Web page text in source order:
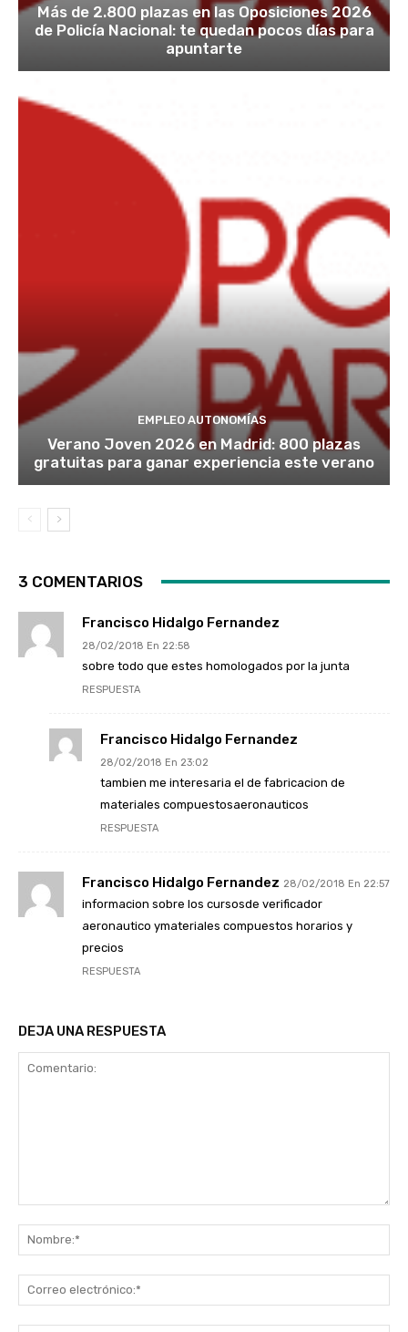
Más de 2.800 plazas en las Oposiciones 2026
de Policía Nacional: te quedan pocos días para
apuntarte
EMPLEO AUTONOMÍAS
Verano Joven 2026 en Madrid: 800 plazas
gratuitas para ganar experiencia este verano
3 COMENTARIOS
Francisco Hidalgo Fernandez
28/02/2018 En 22:58
sobre todo que estes homologados por la junta
RESPUESTA
Francisco Hidalgo Fernandez
28/02/2018 En 23:02
tambien me interesaria el de fabricacion de
materiales compuestosaeronauticos
RESPUESTA
Francisco Hidalgo Fernandez 28/02/2018 En 22:57
informacion sobre los cursosde verificador
aeronautico ymateriales compuestos horarios y
precios
RESPUESTA
DEJA UNA RESPUESTA